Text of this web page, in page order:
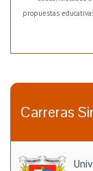
propuestas
Carreras